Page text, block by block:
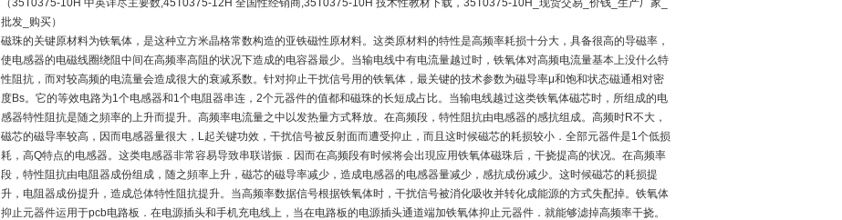
（35T0375-10H 中英详尽主要数,45T0375-12H 全国性经销商,35T0375-10H 技术性教材下载，35T0375-10H_现货交易_价钱_生产厂家_
批发_购买）
磁珠的关键原材料为铁氧体，是这种立方米晶格常数构造的亚铁磁性原材料。这类原材料的特性是高频率耗损十分大，具备很高的导磁率，
使电感器的电磁线圈绕阻中间在高频率高阻的状况下造成的电容器最少。当输电线中有电流量越过时，铁氧体对高频电流量基本上没什么特
性阻抗，而对较高频的电流量会造成很大的衰减系数。针对抑止干扰信号用的铁氧体，最关键的技术参数为磁导率μ和饱和状态磁通相对密
度Bs。它的等效电路为1个电感器和1个电阻器串连， 2个元器件的值都和磁珠的长短成占比。当输电线越过这类铁氧体磁芯时，所组成的电
感器特性阻抗是随之頻率的上升而提升。高频率电流量之中以发热量方式释放。在高频段，特性阻抗由电感器的感抗组成。高频时R不大，
磁芯的磁导率较高，因而电感器量很大， L起关键功效，干扰信号被反射面而遭受抑止，而且这时候磁芯的耗损较小．全部元器件是1个低损
耗，高Q特点的电感器。这类电感器非常容易导致串联谐振．因而在高频段有时候将会出現应用铁氧体磁珠后，干挠提高的状况。在高频率
段，特性阻抗由电阻器成份组成，随之頻率上升，磁芯的磁导率减少，造成电感器的电感器量减少，感抗成份减少。这时候磁芯的耗损提
升，电阻器成份提升，造成总体特性阻抗提升。当高频率数据信号根据铁氧体时，干扰信号被消化吸收并转化成能源的方式失配掉。铁氧体
抑止元器件运用于pcb电路板．在电源插头和手机充电线上，当在电路板的电源插头通道端加铁氧体抑止元器件．就能够滤掉高频率干挠。